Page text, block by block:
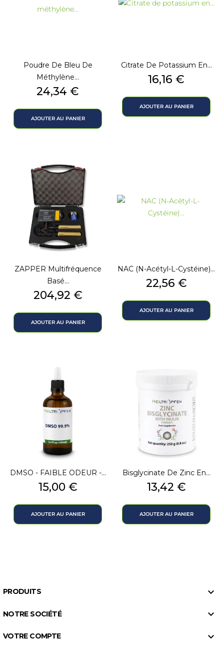
Poudre De Bleu De
Méthylène...
Prix
24,34 €
AJOUTER AU PANIER
Citrate De Potassium En...
Prix
16,16 €
AJOUTER AU PANIER
ZAPPER Multifréquence
Basé...
Prix
204,92 €
AJOUTER AU PANIER
NAC (N-Acétyl-L-Cystéine)...
Prix
22,56 €
AJOUTER AU PANIER
DMSO - FAIBLE ODEUR -...
Prix
15,00 €
AJOUTER AU PANIER
Bisglycinate De Zinc En...
Prix
13,42 €
AJOUTER AU PANIER
PRODUITS 
NOTRE SOCIÉTÉ 
VOTRE COMPTE 